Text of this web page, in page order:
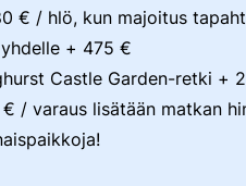
€ / hlö, kun majoitus
+ 475 €
Castle Garden-retki +
/ varaus lisätään matkan